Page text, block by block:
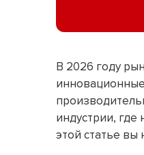
В 2026 году
индустрии,
этой статье